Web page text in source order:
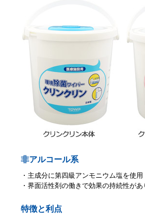
非アルコール系
・主成分に第四級アンモニウム塩を使用
・界面活性剤の働きで効果の持続性が
特徴と利点